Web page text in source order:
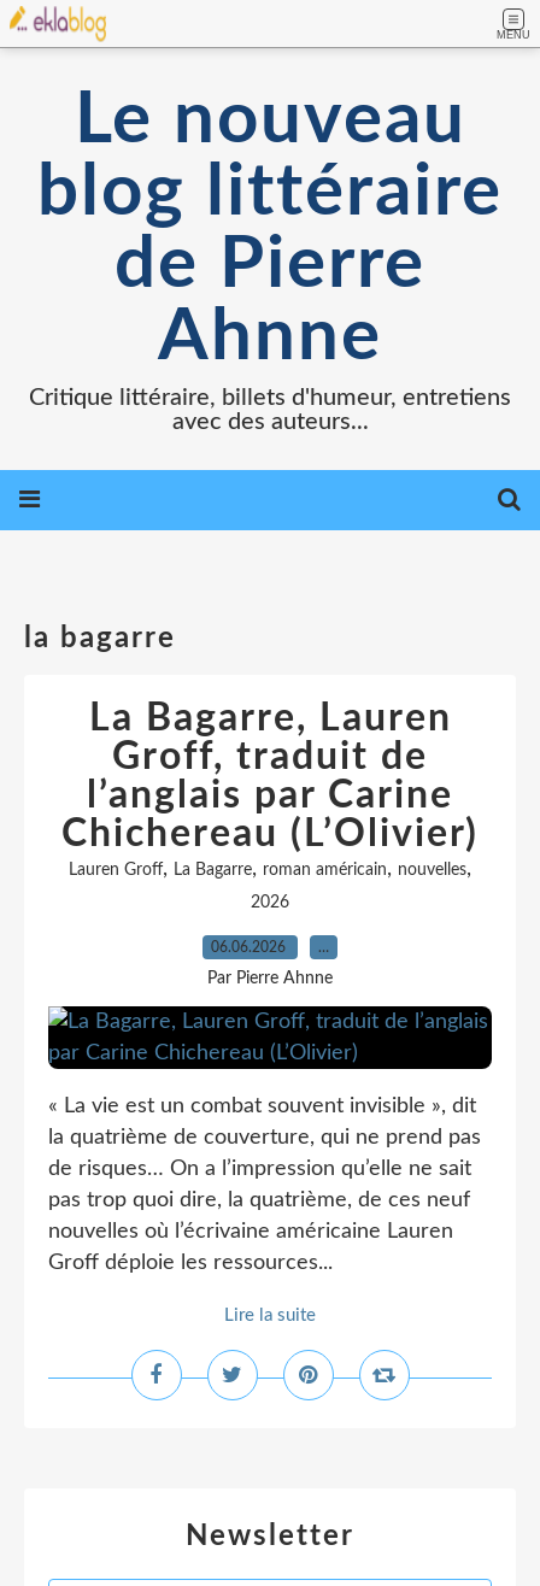
MENU
Le nouveau
blog littéraire
de Pierre
Ahnne
Critique littéraire, billets d'humeur, entretiens
avec des auteurs...
la bagarre
La Bagarre, Lauren
Groff, traduit de
l’anglais par Carine
Chichereau (L’Olivier)
Lauren Groff, La Bagarre, roman américain, nouvelles,
2026
06.06.2026 …
Par Pierre Ahnne
« La vie est un combat souvent invisible », dit
la quatrième de couverture, qui ne prend pas
de risques… On a l’impression qu’elle ne sait
pas trop quoi dire, la quatrième, de ces neuf
nouvelles où l’écrivaine américaine Lauren
Groff déploie les ressources...
Lire la suite
Newsletter